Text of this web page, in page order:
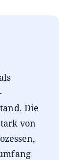
Die
von